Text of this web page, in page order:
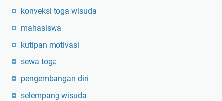
konveksi toga wisuda
mahasiswa
kutipan motivasi
sewa toga
pengembangan diri
selempang wisuda